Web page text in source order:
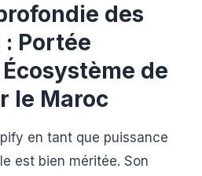
des
Portée
de
le Maroc
en tant que puissance
est bien méritée. Son